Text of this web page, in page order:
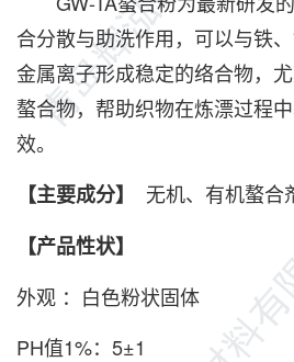
合分散与助洗作用，可以与铁
金属离子形成稳定的络合物，
螯合物，帮助织物在炼漂过程
效。
【主要成分】
无机、有机螯合
【产品性状】
外观 ：白色粉状固体
PH值1%：5±1